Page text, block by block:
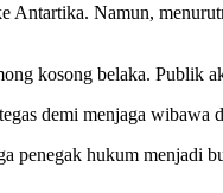
Namun,
kosong belaka. Publik
demi menjaga wibawa
hukum menjadi